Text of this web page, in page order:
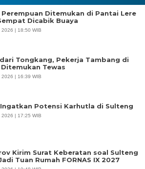
Perempuan Ditemukan di Pantai Lere
Dicabik Buaya
2026 | 18:50 WIB
Tongkang, Pekerja Tambang di
Tewas
2026 | 16:39 WIB
Ingatkan Potensi Karhutla di Sulteng
2026 | 17:25 WIB
Kirim Surat Keberatan soal Sulteng
Tuan Rumah FORNAS IX 2027